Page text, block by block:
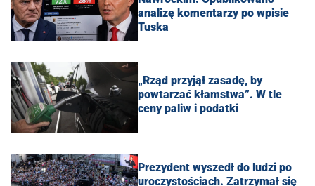
analizę komentarzy po wpisie
Tuska
„Rząd przyjął zasadę, by
powtarzać kłamstwa”. W tle
ceny paliw i podatki
Prezydent wyszedł do ludzi po
uroczystościach. Zatrzymał się